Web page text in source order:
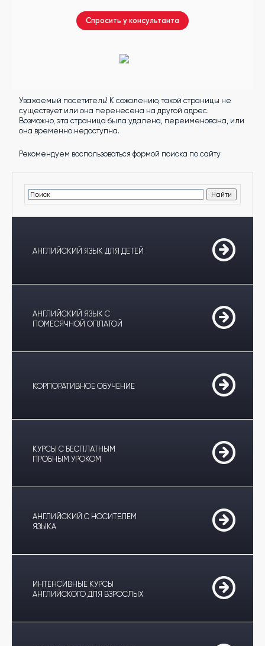
Помочь
выборе?
школу
Спросить у консультанта
Уважаемый посетитель! К сожалению, такой страницы не
существует или она перенесена на другой адрес.
Возможно, эта страница была удалена, переименована, или
она временно недоступна.
Рекомендуем воспользоваться формой поиска по сайту
АНГЛИЙСКИЙ ЯЗЫК ДЛЯ ДЕТЕЙ
АНГЛИЙСКИЙ ЯЗЫК С
ПОМЕСЯЧНОЙ ОПЛАТОЙ
КОРПОРАТИВНОЕ ОБУЧЕНИЕ
КУРСЫ С БЕСПЛАТНЫМ
ПРОБНЫМ УРОКОМ
АНГЛИЙСКИЙ С НОСИТЕЛЕМ
ЯЗЫКА
ИНТЕНСИВНЫЕ КУРСЫ
АНГЛИЙСКОГО ДЛЯ ВЗРОСЛЫХ